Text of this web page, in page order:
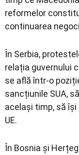
reformelor
continuarea
În Serbia,
relația guvernului
se află într-o
sancțiunile SUA,
același timp, să
UE.
În Bosnia și